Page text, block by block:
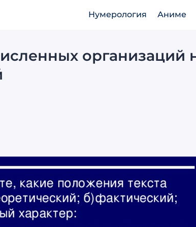
Нумерология Аниме
организаций